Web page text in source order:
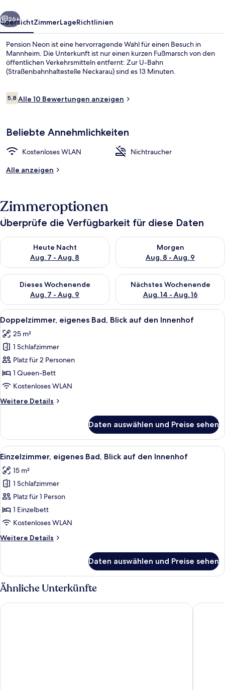
Doppelzimmer, eigenes Bad, Blick
Weiter
26+
ÜbersichtZimmerLageRichtlinien
Pension Neon ist eine hervorragende Wahl für einen Besuch in
Mannheim. Die Unterkunft ist nur einen kurzen Fußmarsch von den
öffentlichen Verkehrsmitteln entfernt: Zur U-Bahn
(Straßenbahnhaltestelle Neckarau) sind es 13 Minuten.
Bewertungen
5,85,8 von 10.
Alle 10 Bewertungen anzeigen
Beliebte Annehmlichkeiten
Kostenloses WLAN
Nichtraucher
Alle anzeigen
Zimmeroptionen
Überprüfe die Verfügbarkeit für diese Daten
Heute Nacht
Aug. 7 - Aug. 8
Überprüfe die Verfügbarkeit für heute Nacht, Aug. 7 - Aug. 8.
Morgen
Aug. 8 - Aug. 9
Überprüfe die Verfügbarkeit
Dieses Wochenende
Aug. 7 - Aug. 9
Überprüfe die Verfügbarkeit für dieses Wochenende, Aug. 7
Nächstes Wochenende
Aug. 14 - Aug. 16
Überprüfe die Verfügbarkeit
Alle
Fotos
für
Doppelzimmer,
eigenes
Bad,
Blick
den
Ein Schlafzimmer mit Bett, Kissen,
21
Doppelzimmer, eigenes Bad, Blick auf den Innenhof
25 m²
1 Schlafzimmer
Platz für 2 Personen
1 Queen-Bett
Kostenloses WLAN
Weitere Details
Weitere
eigenes
Bad,
Blick
den
Innenhof
Daten auswählen und Preise sehen
Alle
Fotos
für
Einzelzimmer,
eigenes
Bad,
Blick
den
Ein modernes Schlafzimmer mit
4
Einzelzimmer, eigenes Bad, Blick auf den Innenhof
15 m²
1 Schlafzimmer
Platz für 1 Person
1 Einzelbett
Kostenloses WLAN
Weitere Details
Weitere
eigenes
Bad,
Blick
auf
den
Daten auswählen und Preise sehen
Ähnliche Unterkünfte
Hotel 3H Mannheim Premier